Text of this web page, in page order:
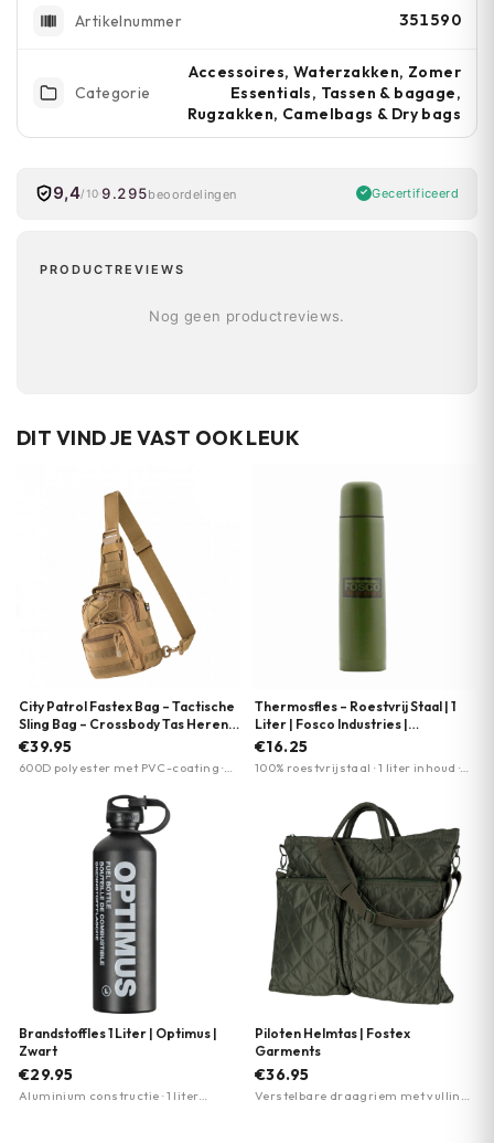
Artikelnummer 351590
Categorie
Accessoires, Waterzakken, Zomer
Essentials, Tassen & bagage,
Rugzakken, Camelbags & Dry bags
9,4/10 9.295beoordelingen Gecertificeerd
PRODUCTREVIEWS
Nog geen productreviews.
DIT VIND JE VAST OOK LEUK
City Patrol Fastex Bag – Tactische
Sling Bag – Crossbody Tas Heren |
M-Tac | Meerdere kleuren
€39.95
600D polyester met PVC-coating ·
Thermosfles – Roestvrij Staal | 1
Liter | Fosco Industries |
Meerdere kleuren
€16.25
100% roestvrijstaal · 1 liter inhoud ·
Brandstoffles 1 Liter | Optimus |
Zwart
€29.95
Aluminium constructie · 1 liter
Piloten Helmtas | Fostex
Garments
€36.95
Verstelbare draagriem met vulling ·